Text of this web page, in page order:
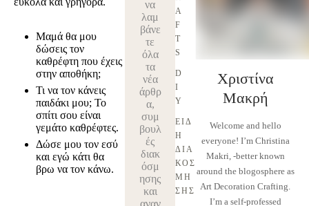
Μαμά θα μου
δώσεις τον
καθρέφτη που έχεις
στην αποθήκη;
Τι να τον κάνεις
παιδάκι μου; Το
σπίτι σου είναι
γεμάτο καθρέφτες.
Δώσε μου τον εσύ
και εγώ κάτι θα
βρω να τον κάνω.
να
λαμ
βάνε
τε
όλα
τα
νέα
άρθρ
α,
συμ
βουλ
ές
διακ
όσμ
ησης
και
αναν
A
F
T
S
D
I
Y
ΕΊΔ
Η
ΔΙΑ
ΚΌΣ
ΜΗ
ΣΗΣ
Χριστίνα
Μακρή
Welcome and hello
everyone! I’m Christina
Makri, -better known
around the blogosphere as
Art Decoration Crafting.
I’m a self-professed